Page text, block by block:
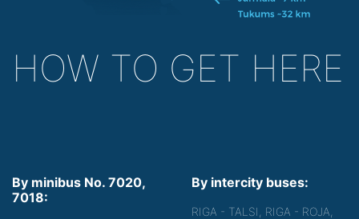
HOW TO GET HERE
By minibus No. 7020,
7018:
By intercity buses:
RIGA - TALSI, RIGA - ROJA,